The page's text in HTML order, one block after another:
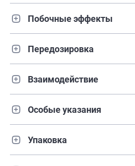
Побочные эффекты
Передозировка
Взаимодействие
Особые указания
Упаковка